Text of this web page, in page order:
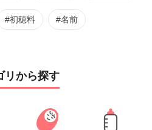
#初穂料 #名前
リから探す